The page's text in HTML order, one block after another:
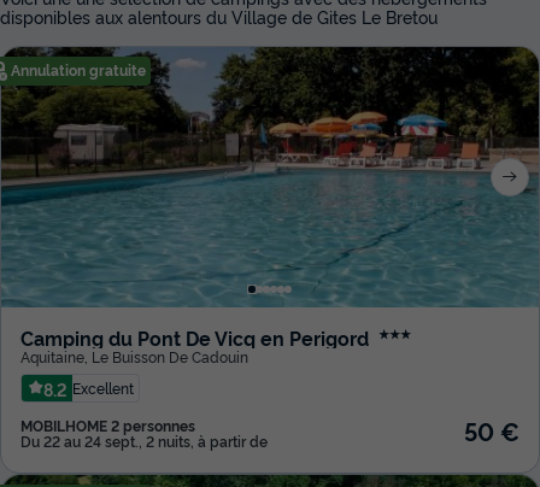
disponibles aux alentours du Village de Gites Le Bretou
Annulation gratuite
Camping du Pont De Vicq en Perigord ★★★
Aquitaine Le Buisson De Cadouin
8.2 Excellent
MOBILHOME 2 personnes
Du 22 au 24 sept., 2 nuits, à partir de 50 €